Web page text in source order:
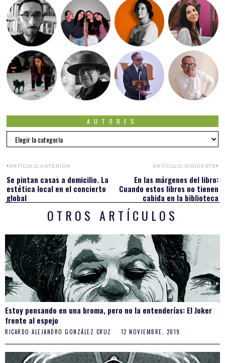
AUTORES
Autores
Navegación
de
entradas
ARTÍCULO ANTERIOR
Previous
post:
Se pintan casas a domicilio. La
estética local en el concierto
global
ARTÍCULO SIGUIENTE
En las márgenes del libro:
Cuando estos libros no tienen
cabida en la biblioteca
OTROS ARTÍCULOS
Estoy pensando en una broma, pero no la entenderías: El Joker
frente al espejo
RICARDO ALEJANDRO GONZÁLEZ CRUZ 12 NOVIEMBRE, 2019